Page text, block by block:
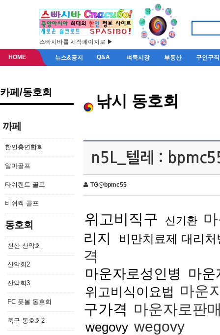
스빠시바를 시작페이지로 ▶
HOME 뉴스&공지 Q&A 벼룩시장 부동산 구인구직
카페/동호회
까페
한인총연합회
알마골프
타쉬켄트 골프
비쉬켁 골프
동호회
천산 산악회
산악회2
산악회3
FC 풋볼 동호회
축구 동호회2
낚시 동호회
n5L_텔레 :
TG@bpmc55
위고비직구 신기환
리지 비만치료제 대리처
격
마운자로성인병 마운
위고비식이요법 마운
구가격 마운자로판
wegovy wegovy